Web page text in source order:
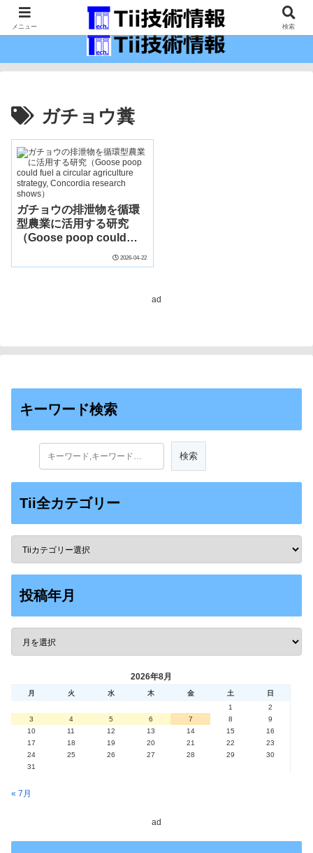
最新の科学技術の情報インフラ。
ガチョウ糞
ガチョウの排泄物を循環
型農業に活用する研究
（Goose poop could
agriculture strategy,
2026-04-22
ad
キーワード検索
Tii全カテゴリー
投稿年月
2026年8月
月 火 水 木 金 土
日
1
2
3
4 5 6 7 8
9
10
11 12 13 14 15
16
17
18 19 20 21 22
23
24
25 26 27 28 29
30
31
« 7月
ad
メニュー 検索